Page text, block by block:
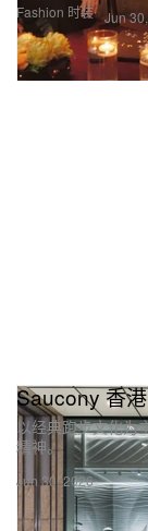
Fashion 时装 Jun
Saucony 香
以经典跑步文化为
精神。
Jun 30, 2026